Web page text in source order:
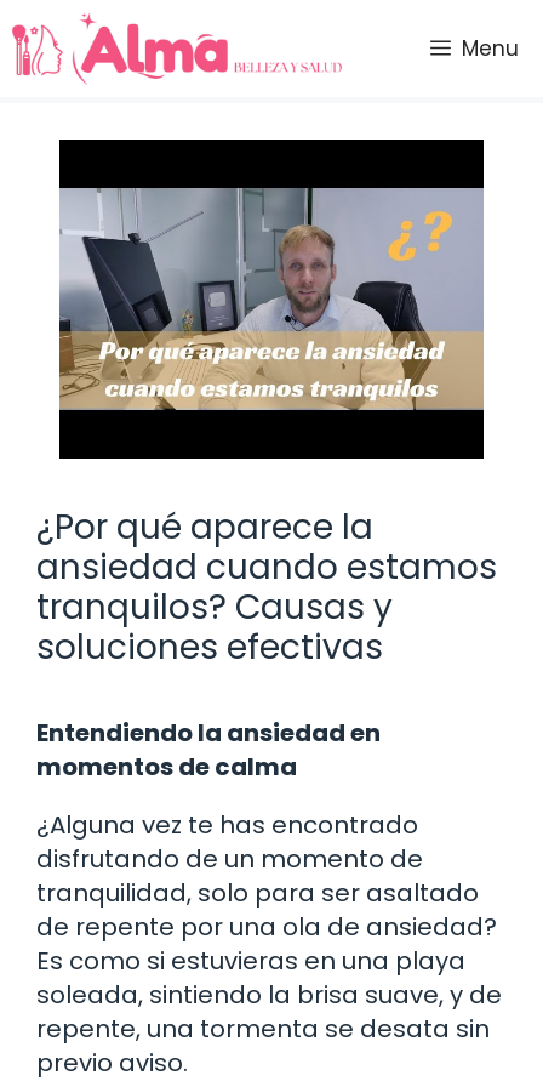
Saltar
al
contenido
Menu
¿Por qué aparece la
ansiedad cuando estamos
tranquilos? Causas y
soluciones efectivas
Entendiendo la ansiedad en
momentos de calma
¿Alguna vez te has encontrado
disfrutando de un momento de
tranquilidad, solo para ser asaltado
de repente por una ola de ansiedad?
Es como si estuvieras en una playa
soleada, sintiendo la brisa suave, y de
repente, una tormenta se desata sin
previo aviso.